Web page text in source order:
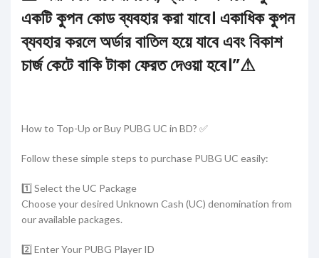
একটি কুপন কোড ব্যবহার করা যাবে। একাধিক কুপন
ব্যবহার করলে অর্ডার বাতিল হয়ে যাবে এবং বিকাশ
চার্জ কেটে বাকি টাকা ফেরত দেওয়া হবে।”⚠
How to Top-Up or Buy PUBG UC in BD? ✅
Follow these simple steps to purchase PUBG UC easily:
1️⃣ Select the UC Package
Choose your desired Unknown Cash (UC) denomination from
our available packages.
2️⃣ Enter Your PUBG Player ID